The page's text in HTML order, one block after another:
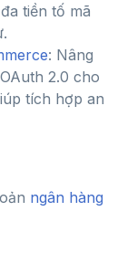
tiền tố mã
: Nâng
2.0 cho
tích hợp an
ngân hàng